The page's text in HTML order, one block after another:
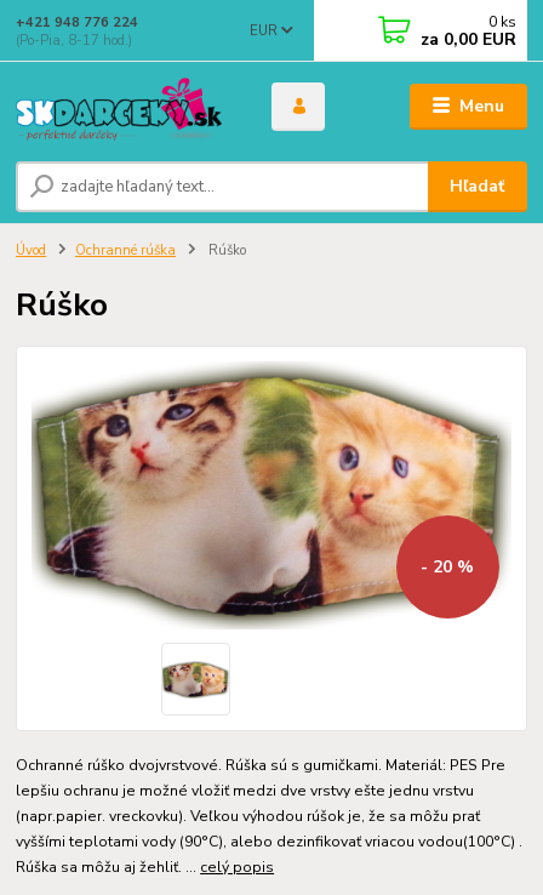
Menu
EUR
Hľadať
+421 948 776 224
(Po-Pia, 8-17 hod.)
0 ks
za 0,00 EUR
Úvod Ochranné rúška Rúško
Rúško
- 20 %
Ochranné rúško dvojvrstvové. Rúška sú s gumičkami. Materiál: PES Pre
lepšiu ochranu je možné vložiť medzi dve vrstvy ešte jednu vrstvu
(napr.papier. vreckovku). Veľkou výhodou rúšok je, že sa môžu prať
vyššími teplotami vody (90°C), alebo dezinfikovať vriacou vodou(100°C) .
Rúška sa môžu aj žehliť. ... celý popis